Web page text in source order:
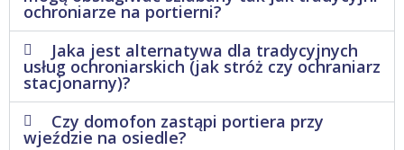
ochroniarze na portierni?
Jaka jest alternatywa dla tradycyjnych
usług ochroniarskich (jak stróż czy ochraniarz
stacjonarny)?
Czy domofon zastąpi portiera przy
wjeździe na osiedle?